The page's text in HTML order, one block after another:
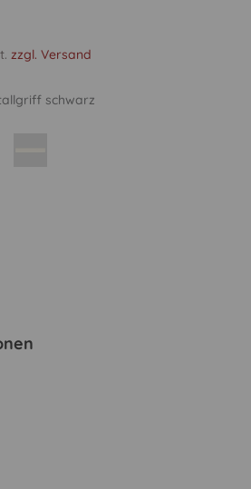
zzgl. Versand
schwarz